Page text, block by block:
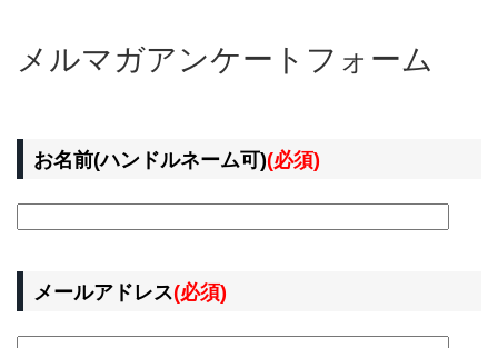
メルマガアンケートフォーム
お名前(ハンドルネーム可)(必須)
メールアドレス(必須)